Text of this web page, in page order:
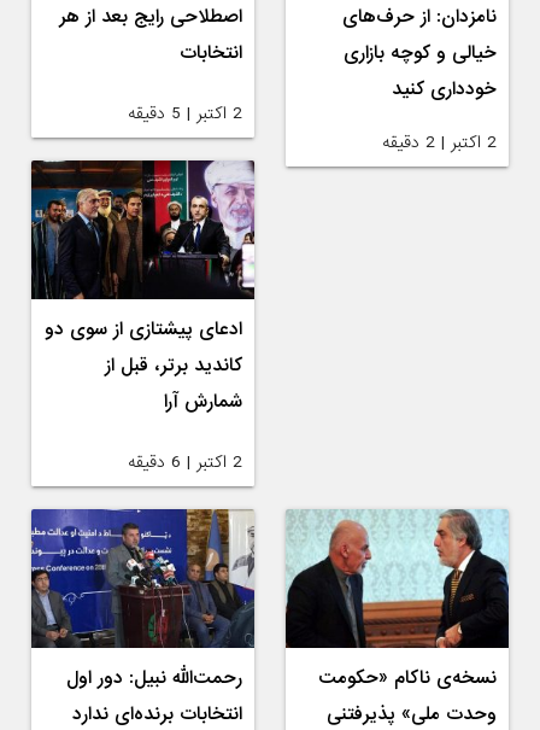
نامزدان: از حرف‌های
خیالی و کوچه بازاری
خودداری کنید
2 اکتبر | 2 دقیقه
اصطلاحی رایج بعد از هر
انتخابات
2 اکتبر | 5 دقیقه
ادعای پیشتازی از سوی دو
کاندید برتر، قبل از
شمارش آرا
2 اکتبر | 6 دقیقه
نسخه‌ی ناکام «حکومت
وحدت ملی» پذیرفتنی
رحمت‌الله نبیل: دور اول
انتخابات برنده‌ای ندارد